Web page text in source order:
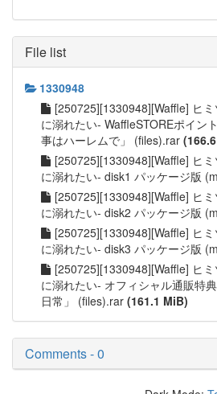
File list
1330948
[250725][1330948][Waffle] ヒ
に溺れたい- WaffleSTOREポイン
事はハーレムで」 (files).rar
[250725][1330948][Waffle] ヒ
に溺れたい- disk1 パッケージ版
[250725][1330948][Waffle] ヒ
に溺れたい- disk2 パッケージ版
[250725][1330948][Waffle] ヒ
に溺れたい- disk3 パッケージ版
[250725][1330948][Waffle] ヒ
に溺れたい- オフィシャル通販特
日常」 (files).rar (161.1 MiB)
Comments - 0